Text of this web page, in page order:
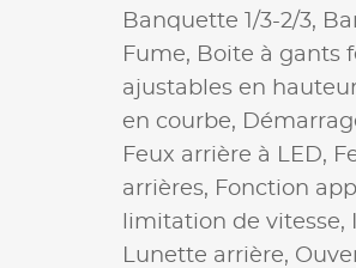
Banquette 1/3-2/3,
Fume, Boite à gants
ajustables en
en courbe,
Feux arrière à LED,
arrières, Fonction
limitation de vitesse,
Lunette arrière,